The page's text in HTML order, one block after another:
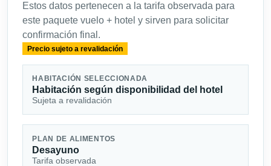
Estos datos pertenecen a la tarifa observada para
este paquete vuelo + hotel y sirven para solicitar
confirmación final.
Precio sujeto a revalidación
HABITACIÓN SELECCIONADA
Habitación según disponibilidad del hotel
Sujeta a revalidación
PLAN DE ALIMENTOS
Desayuno
Tarifa observada